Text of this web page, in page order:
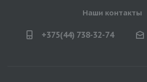
Наши контакты
+375(44) 738-32-74